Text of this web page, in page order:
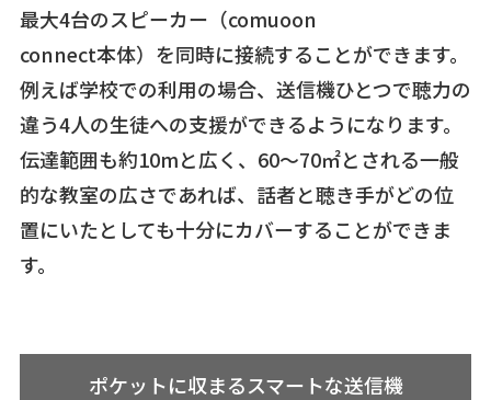
最大4台のスピーカー（comuoon
connect本体）を同時に接続することができます。
例えば学校での利用の場合、送信機ひとつで聴力の
違う4人の生徒への支援ができるようになります。
伝達範囲も約10mと広く、60～70㎡とされる一般
的な教室の広さであれば、話者と聴き手がどの位
置にいたとしても十分にカバーすることができま
す。
ポケットに収まるスマートな送信機